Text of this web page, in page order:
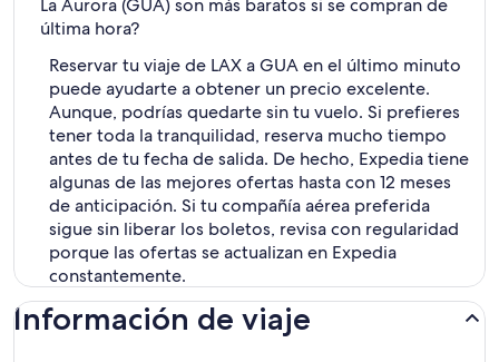
La Aurora (GUA) son más baratos si se compran de
última hora?
Reservar tu viaje de LAX a GUA en el último minuto
puede ayudarte a obtener un precio excelente.
Aunque, podrías quedarte sin tu vuelo. Si prefieres
tener toda la tranquilidad, reserva mucho tiempo
antes de tu fecha de salida. De hecho, Expedia tiene
algunas de las mejores ofertas hasta con 12 meses
de anticipación. Si tu compañía aérea preferida
sigue sin liberar los boletos, revisa con regularidad
porque las ofertas se actualizan en Expedia
constantemente.
Información de viaje